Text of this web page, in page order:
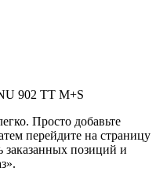
902 TT M+S
Просто добавьте
перейдите на страницу
заказанных позиций и